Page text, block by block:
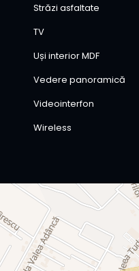
Străzi asfaltate
TV
Uși interior MDF
Vedere panoramică
Videointerfon
Wireless